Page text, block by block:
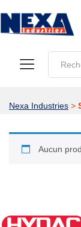
Nexa Industries >
Aucun